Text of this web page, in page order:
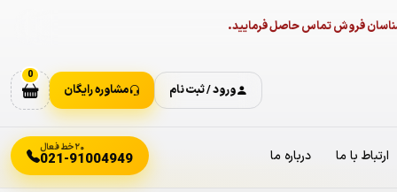
فروش تماس حاصل فرمایید.
ورود / ثبت نام مشاوره رایگان
0
ارتباط با ما درباره ما ۲۰ خط فعال
021-91004949